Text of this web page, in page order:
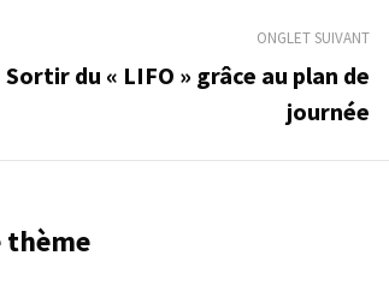
ONGLET SUIVANT
Sortir du « LIFO » grâce au plan de
journée
thème